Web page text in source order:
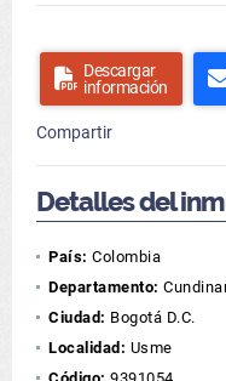
Descargar
información
Compartir
Detalles del
País: Colombia
Departamento:
Ciudad: Bogotá D.C.
Localidad: Usme